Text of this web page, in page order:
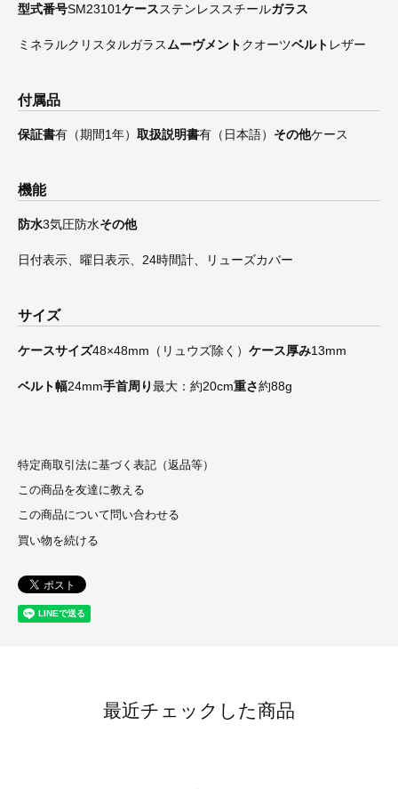
型式番号SM23101ケースステンレススチールガラス
ミネラルクリスタルガラスムーヴメントクオーツベルト レザー
付属品
保証書有（期間1年） 取扱説明書有（日本語） その他ケース
機能
防水3気圧防水その他
日付表示、曜日表示、24時間計、リューズカバー
サイズ
ケースサイズ48×48mm（リュウズ除く） ケース厚み13mm
ベルト幅24mm手首周り最大：約20cm重さ約88g
特定商取引法に基づく表記（返品等）
この商品を友達に教える
この商品について問い合わせる
買い物を続ける
最近チェックした商品